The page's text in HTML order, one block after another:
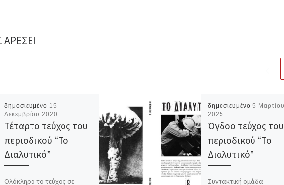
δημοσιευμένο 15
Δεκεμβρίου 2020
Τέταρτο τεύχος του
περιοδικού “Το
Διαλυτικό”
Ολόκληρο το τεύχος σε
δημοσιευμένο 5 Μαρτίου
2025
Όγδοο τεύχος του
περιοδικού “Το
Διαλυτικό”
Συντακτική ομάδα –